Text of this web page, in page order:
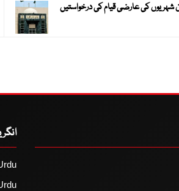
شہریوں کی عارضی قیام کی درخواستیں